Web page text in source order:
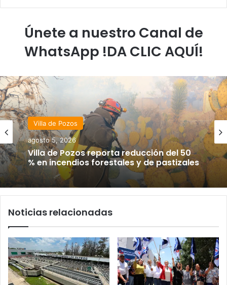
Únete a nuestro Canal de
WhatsApp !DA CLIC AQUÍ!
Villa de Pozos
agosto 5, 2026
Villa de Pozos reporta reducción del 50
% en incendios forestales y de pastizales
Noticias relacionadas